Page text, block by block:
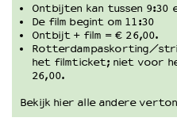
Huisregels
Privacyverklaring
Integriteits- en gedragscode
Duurzaamheid
Culturele boycot Israël
Ruimte voor artistieke vrijheid
Ontbijten kan tussen 9:30
De film begint om 11:30
Ontbijt + film = € 26,00.
Rotterdampaskorting/
het filmticket; niet voor
26,00.
Bekijk hier alle andere